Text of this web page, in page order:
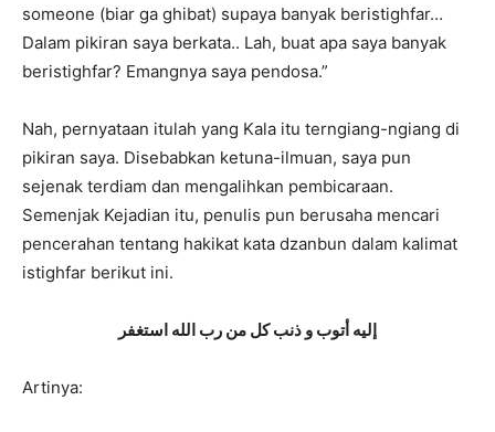
someone (biar ga ghibat) supaya banyak beristighfar…
Dalam pikiran saya berkata.. Lah, buat apa saya banyak
beristighfar? Emangnya saya pendosa.”
Nah, pernyataan itulah yang Kala itu terngiang-ngiang di
pikiran saya. Disebabkan ketuna-ilmuan, saya pun
sejenak terdiam dan mengalihkan pembicaraan.
Semenjak Kejadian itu, penulis pun berusaha mencari
pencerahan tentang hakikat kata dzanbun dalam kalimat
istighfar berikut ini.
إليه أتوب و ذنب كل من رب الله استغفر
Artinya: